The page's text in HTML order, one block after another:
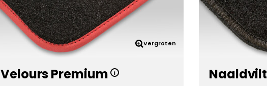
Vergroten
Velours Premium Naaldvilt